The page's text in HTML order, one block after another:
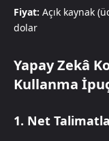
Fiyat: Açık kaynak
dolar
Yapay Zekâ
Kullanma
1. Net